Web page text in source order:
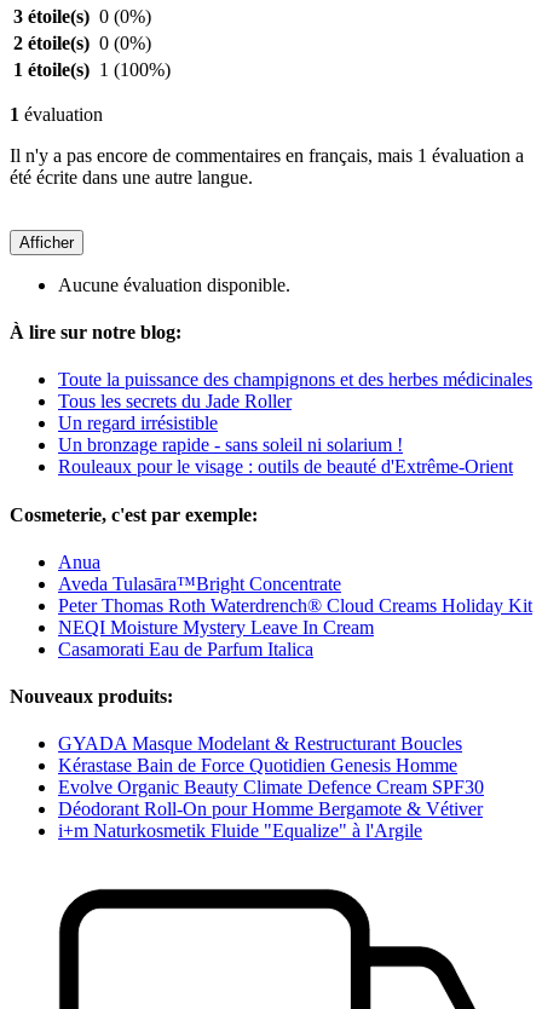
3 étoile(s) 0 (0%)
2 étoile(s) 0 (0%)
1 étoile(s) 1 (100%)
1 évaluation
Il n'y a pas encore de commentaires en français, mais 1 évaluation a
été écrite dans une autre langue.
Afficher
Aucune évaluation disponible.
À lire sur notre blog:
Toute la puissance des champignons et des herbes médicinales
Tous les secrets du Jade Roller
Un regard irrésistible
Un bronzage rapide - sans soleil ni solarium !
Rouleaux pour le visage : outils de beauté d'Extrême-Orient
Cosmeterie, c'est par exemple:
Anua
Aveda Tulasāra™Bright Concentrate
Peter Thomas Roth Waterdrench® Cloud Creams Holiday Kit
NEQI Moisture Mystery Leave In Cream
Casamorati Eau de Parfum Italica
Nouveaux produits:
GYADA Masque Modelant & Restructurant Boucles
Kérastase Bain de Force Quotidien Genesis Homme
Evolve Organic Beauty Climate Defence Cream SPF30
Déodorant Roll-On pour Homme Bergamote & Vétiver
i+m Naturkosmetik Fluide "Equalize" à l'Argile